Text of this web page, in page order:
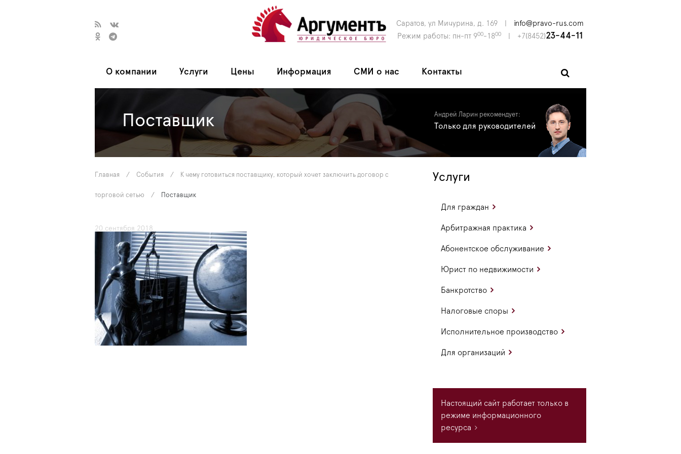
Саратов, ул Мичурина, д. 169
info@pravo-rus.com
Режим работы: пн-пт 900-1800 +7(8452)23-44-11
О компании Услуги Цены Информация СМИ о нас Контакты
Поставщик Андрей Ларин рекомендует:
Только для руководителей
Главная / События / К чему готовиться поставщику, который хочет заключить договор с
торговой сетью / Поставщик
20 сентября 2018
Услуги
Для граждан
Арбитражная практика
Абонентское обслуживание
Юрист по недвижимости
Банкротство
Налоговые споры
Исполнительное производство
Для организаций
Настоящий сайт работает только в
режиме информационного
ресурса